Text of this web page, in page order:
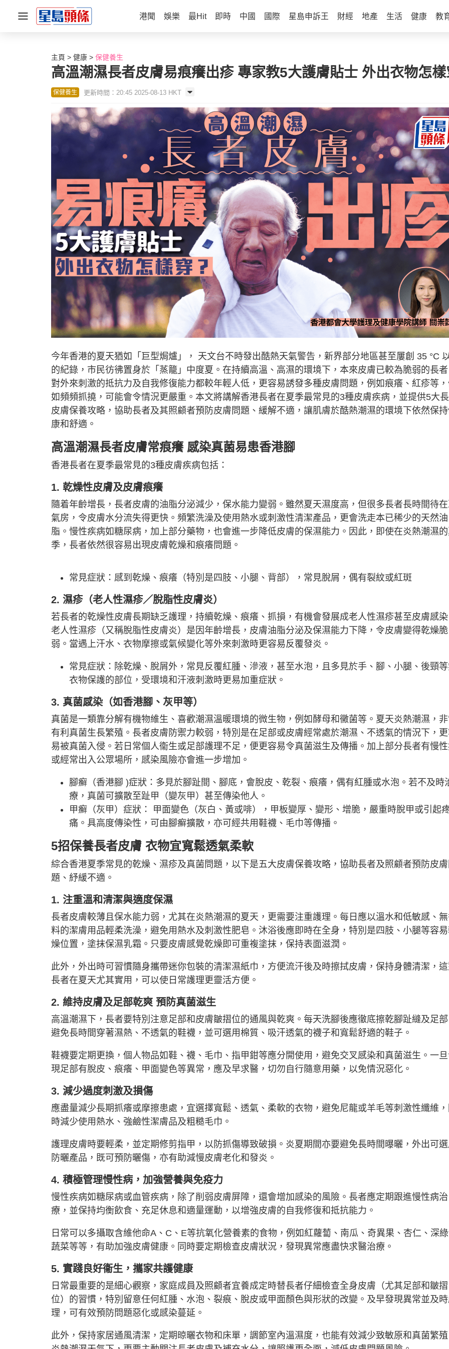
港聞 娛樂 最Hit 即時 中國 國際 星島申訴王 財經 地產 生活 健康 教
主頁 健康 保健養生
高溫潮濕長者皮膚易痕癢出疹 專家教5大護膚貼士 外出衣物怎樣
保健養生 更新時間：20:45 2025-08-13 HKT
今年香港的夏天猶如「巨型焗爐」， 天文台不時發出酷熱天氣警告，新界部分地區甚至屢創 35 °C
的紀錄，市民彷彿置身於「蒸籠」中度夏。在持續高溫、高濕的環境下，本來皮膚已較為脆弱的長者
對外來刺激的抵抗力及自我修復能力都較年輕人低，更容易誘發多種皮膚問題，例如痕癢、紅疹等
如頻頻抓撓，可能會令情況更嚴重。本文將講解香港長者在夏季最常見的3種皮膚疾病，並提供5大
皮膚保養攻略，協助長者及其照顧者預防皮膚問題、緩解不適，讓肌膚於酷熱潮濕的環境下依然保
康和舒適。
高溫潮濕長者皮膚常痕癢 感染真菌易患香港腳
香港長者在夏季最常見的3種皮膚疾病包括：
1. 乾燥性皮膚及皮膚痕癢
隨着年齡增長，長者皮膚的油脂分泌減少，保水能力變弱。雖然夏天濕度高，但很多長者長時間待
氣房，令皮膚水分流失得更快。頻繁洗澡及使用熱水或刺激性清潔產品，更會洗走本已稀少的天然油
脂。慢性疾病如糖尿病，加上部分藥物，也會進一步降低皮膚的保濕能力。因此，即使在炎熱潮濕的
季，長者依然很容易出現皮膚乾燥和痕癢問題。
常見症狀：感到乾燥、痕癢（特別是四肢、小腿、背部），常見脫屑，偶有裂紋或紅斑
2. 濕疹（老人性濕疹／脫脂性皮膚炎）
若長者的乾燥性皮膚長期缺乏護理，持續乾燥、痕癢、抓損，有機會發展成老人性濕疹甚至皮膚感染
老人性濕疹（又稱脫脂性皮膚炎）是因年齡增長，皮膚油脂分泌及保濕能力下降，令皮膚變得乾燥脆
弱。當遇上汗水、衣物摩擦或氣候變化等外來刺激時更容易反覆發炎。
常見症狀：除乾燥、脫屑外，常見反覆紅腫、滲液，甚至水泡，且多見於手、腳、小腿、後頸
衣物保護的部位，受環境和汗液刺激時更易加重症狀。
3. 真菌感染（如香港腳、灰甲等）
真菌是一類靠分解有機物維生、喜歡潮濕溫暖環境的微生物，例如酵母和黴菌等。夏天炎熱潮濕，
有利真菌生長繁殖。長者皮膚防禦力較弱，特別是在足部或皮膚經常處於潮濕、不透氣的情況下，
易被真菌入侵。若日常個人衞生或足部護理不足，便更容易令真菌滋生及傳播。加上部分長者有慢
或經常出入公眾場所，感染風險亦會進一步增加。
腳癬（香港腳 )症狀：多見於腳趾間、腳底，會脫皮、乾裂、痕癢，偶有紅腫或水泡。若不及時
療，真菌可擴散至趾甲（變灰甲）甚至傳染他人。
甲癬（灰甲）症狀： 甲面變色（灰白、黃或啡），甲板變厚、變形、增脆，嚴重時脫甲或引起
痛。具高度傳染性，可由腳癬擴散，亦可經共用鞋襪、毛巾等傳播。
5招保養長者皮膚 衣物宜寬鬆透氣柔軟
綜合香港夏季常見的乾燥、濕疹及真菌問題，以下是五大皮膚保養攻略，協助長者及照顧者預防皮膚
題、紓緩不適。
1. 注重溫和清潔與適度保濕
長者皮膚較薄且保水能力弱，尤其在炎熱潮濕的夏天，更需要注重護理。每日應以溫水和低敏感、
料的潔膚用品輕柔洗澡，避免用熱水及刺激性肥皂。沐浴後應即時在全身，特別是四肢、小腿等容
燥位置，塗抹保濕乳霜。只要皮膚感覺乾燥即可重複塗抹，保持表面滋潤。
此外，外出時可習慣隨身攜帶迷你包裝的清潔濕紙巾，方便流汗後及時擦拭皮膚，保持身體清潔，
長者在夏天尤其實用，可以使日常護理更靈活方便。
2. 維持皮膚及足部乾爽 預防真菌滋生
高溫潮濕下，長者要特別注意足部和皮膚皺摺位的通風與乾爽。每天洗腳後應徹底擦乾腳趾縫及足部
避免長時間穿著濕熱、不透氣的鞋襪，並可選用棉質、吸汗透氣的襪子和寬鬆舒適的鞋子。
鞋襪要定期更換，個人物品如鞋、襪、毛巾、指甲鉗等應分開使用，避免交叉感染和真菌滋生。一
現足部有脫皮、痕癢、甲面變色等異常，應及早求醫，切勿自行隨意用藥，以免情況惡化。
3. 減少過度刺激及損傷
應盡量減少長期抓癢或摩擦患處，宜選擇寬鬆、透氣、柔軟的衣物，避免尼龍或羊毛等刺激性纖維，
時減少使用熱水、強鹼性潔膚品及粗糙毛巾。
護理皮膚時要輕柔，並定期修剪指甲，以防抓傷導致破損。炎夏期間亦要避免長時間曝曬，外出可選
防曬產品，既可預防曬傷，亦有助減慢皮膚老化和發炎。
4. 積極管理慢性病，加強營養與免疫力
慢性疾病如糖尿病或血管疾病，除了削弱皮膚屏障，還會增加感染的風險。長者應定期跟進慢性病治
療，並保持均衡飲食、充足休息和適量運動，以增強皮膚的自我修復和抵抗能力。
日常可以多攝取含維他命A、C、E等抗氧化營養素的食物，例如紅蘿蔔、南瓜、奇異果、杏仁、深
蔬菜等等，有助加強皮膚健康。同時要定期檢查皮膚狀況，發現異常應盡快求醫治療。
5. 實踐良好衞生，攜家共護健康
日常最重要的是細心觀察，家庭成員及照顧者宜養成定時替長者仔細檢查全身皮膚（尤其足部和皺摺
位）的習慣，特別留意任何紅腫、水泡、裂痕、脫皮或甲面顏色與形狀的改變。及早發現異常並及
理，可有效預防問題惡化或感染蔓延。
此外，保持家居通風清潔，定期晾曬衣物和床單，調節室內溫濕度，也能有效減少致敏原和真菌繁殖